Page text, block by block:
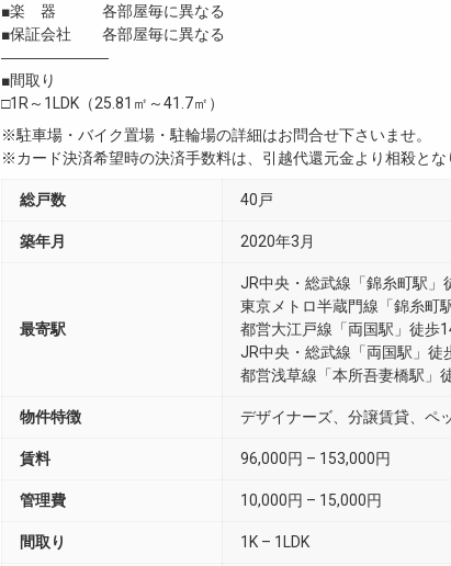
■楽 器 各部屋毎に異なる
■保証会社 各部屋毎に異なる
―――――――
■間取り
□1R～1LDK（25.81㎡～41.7㎡）
※駐車場・バイク置場・駐輪場の詳細はお問合せ下さいませ。
※カード決済希望時の決済手数料は、引越代還元金より相殺とな
総戸数 40戸
築年月 2020年3月
最寄駅
JR中央・総武線「錦糸町駅」
東京メトロ半蔵門線「錦糸町
都営大江戸線「両国駅」徒歩
JR中央・総武線「両国駅」徒
都営浅草線「本所吾妻橋駅」
物件特徴 デザイナーズ、分譲賃貸、ペ
賃料 96,000円 – 153,000円
管理費 10,000円 – 15,000円
間取り 1K – 1LDK